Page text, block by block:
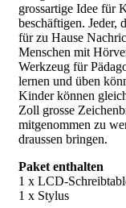
grossartige Idee für
beschäftigen. Jeder,
für zu Hause
Menschen mit
Werkzeug für
lernen und üben
Kinder können
Zoll grosse
mitgenommen zu
draussen bringen.
Paket enthalten
1 x LCD-
1 x Stylus